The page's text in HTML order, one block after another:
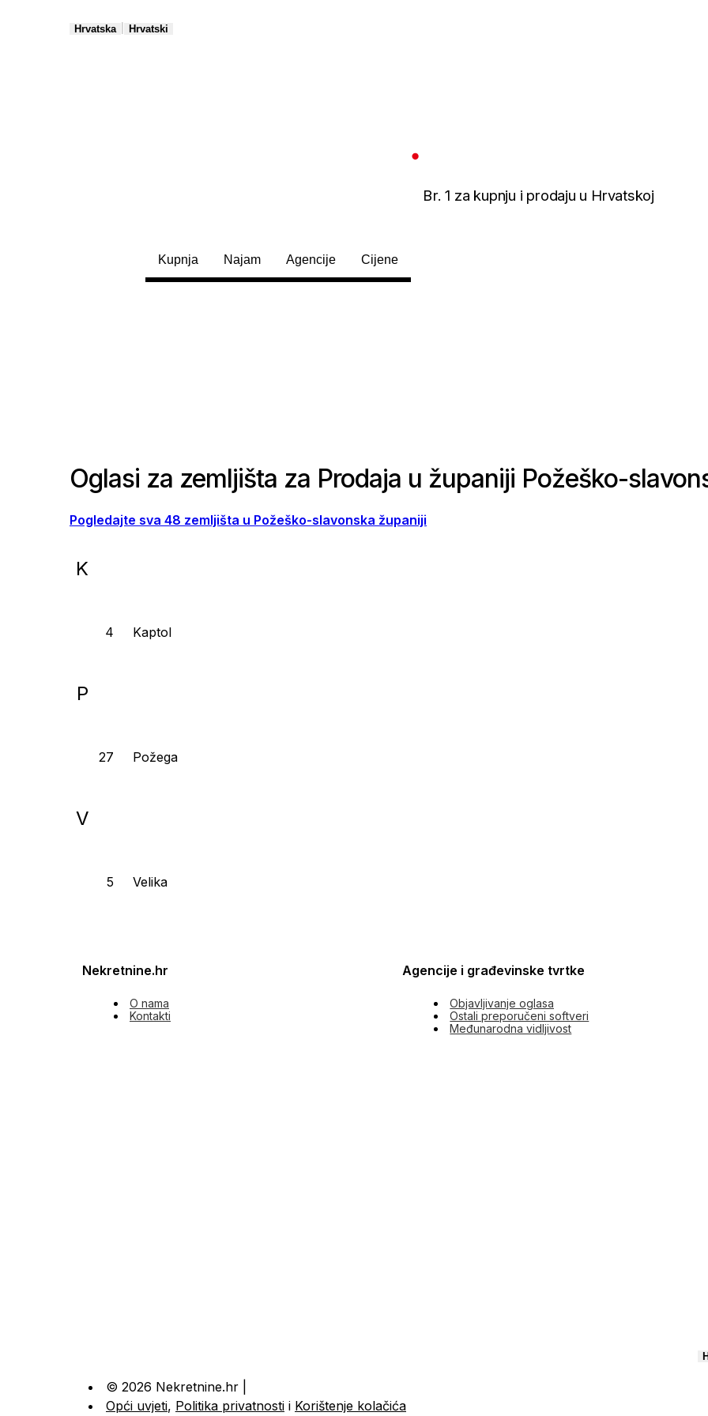
Hrvatska Hrvatski
Br. 1 za kupnju i prodaju u Hrvatskoj
Kupnja Najam Agencije Cijene
Oglasi za zemljišta za Prodaja u županiji Požeško-
Pogledajte sva 48 zemljišta u Požeško-slavonska županiji
K
Kaptol
P
Požega
V
Velika
Nekretnine.hr
O nama
Kontakti
Agencije i građevinske tvrtke
Objavljivanje oglasa
Ostali preporučeni softveri
Međunarodna vidljivost
© 2026 Nekretnine.hr |
Opći uvjeti, Politika privatnosti i Korištenje kolačića